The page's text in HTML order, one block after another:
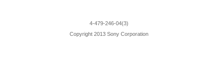
4-479-246-04(3)
Copyright 2013 Sony Corporation